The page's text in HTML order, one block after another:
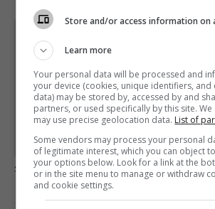
Щотижневий лист з
Пишемо з любов'ю
Підпишіться ще раз, якщо не отримуєте
Предоставлено SendPulse
загрузка...
Store and/or access information on
Learn more
Your personal data will be processed and
your device (cookies, unique identifiers, and
data) may be stored by, accessed by and
partners, or used specifically by this site.
may use precise geolocation data. List of
Some vendors may process your personal
of legitimate interest, which you can object
your options below. Look for a link at the
or in the site menu to manage or withdraw
and cookie settings.